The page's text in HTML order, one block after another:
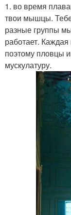
1. во время
твои мышцы.
разные группы
работает.
поэтому пловцы
мускулатуру.